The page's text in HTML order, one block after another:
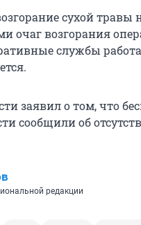
сухой травы
очаг возгорания
службы
заявил о том, что
сообщили об
редакции